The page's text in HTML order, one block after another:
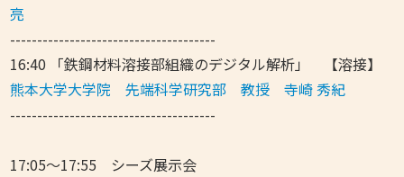
亮
--------------------------------------
16:40 「鉄鋼材料溶接部組織のデジタル解析」 【溶接】
熊本大学大学院 先端科学研究部 教授 寺崎 秀紀
--------------------------------------
17:05～17:55 シーズ展示会